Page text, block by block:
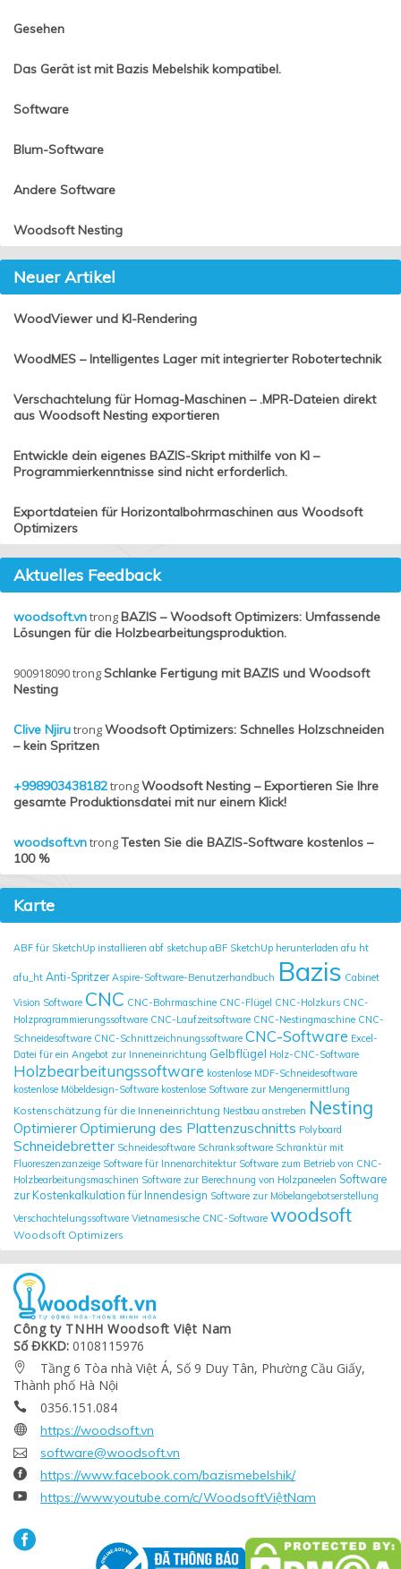
Gesehen
Das Gerät ist mit Bazis Mebelshik kompatibel.
Software
Blum-Software
Andere Software
Woodsoft Nesting
Neuer Artikel
WoodViewer und KI-Rendering
WoodMES – Intelligentes Lager mit integrierter Robotertechnik
Verschachtelung für Homag-Maschinen – .MPR-Dateien direkt
aus Woodsoft Nesting exportieren
Entwickle dein eigenes BAZIS-Skript mithilfe von KI –
Programmierkenntnisse sind nicht erforderlich.
Exportdateien für Horizontalbohrmaschinen aus Woodsoft
Optimizers
Aktuelles Feedback
woodsoft.vntrongBAZIS – Woodsoft Optimizers: Umfassende
Lösungen für die Holzbearbeitungsproduktion.
900918090trongSchlanke Fertigung mit BAZIS und Woodsoft
Nesting
Clive NjirutrongWoodsoft Optimizers: Schnelles Holzschneiden
– kein Spritzen
+998903438182trongWoodsoft Nesting – Exportieren Sie Ihre
gesamte Produktionsdatei mit nur einem Klick!
woodsoft.vntrongTesten Sie die BAZIS-Software kostenlos –
100 %
Karte
ABF für SketchUp installieren abf sketchup aBF SketchUp herunterladen afu ht
afu_ht Anti-Spritzer Aspire-Software-Benutzerhandbuch Bazis Cabinet
Vision Software CNC CNC-Bohrmaschine CNC-Flügel CNC-Holzkurs CNC-
Holzprogrammierungssoftware CNC-Laufzeitsoftware CNC-Nestingmaschine CNC-
Schneidesoftware CNC-Schnittzeichnungssoftware CNC-Software Excel-
Datei für ein Angebot zur Inneneinrichtung Gelbflügel Holz-CNC-Software
Holzbearbeitungssoftware kostenlose MDF-Schneidesoftware
kostenlose Möbeldesign-Software kostenlose Software zur Mengenermittlung
Kostenschätzung für die Inneneinrichtung Nestbau anstreben Nesting
OptimiererOptimierung des Plattenzuschnitts Polyboard
Schneidebretter Schneidesoftware Schranksoftware Schranktür mit
Fluoreszenzanzeige Software für Innenarchitektur Software zum Betrieb von CNC-
Holzbearbeitungsmaschinen Software zur Berechnung von Holzpaneelen Software
zur Kostenkalkulation für Innendesign Software zur Möbelangebotserstellung
Verschachtelungssoftware Vietnamesische CNC-Software woodsoft
Woodsoft Optimizers
Công ty TNHH Woodsoft Việt Nam
Số ĐKKD: 0108115976

Tầng 6 Tòa nhà Việt Á, Số 9 Duy Tân, Phường Cầu Giấy,
Thành phố Hà Nội
 0356.151.084
 https://woodsoft.vn
 software@woodsoft.vn
 https://www.facebook.com/bazismebelshik/
 https://www.youtube.com/c/WoodsoftViệtNam
